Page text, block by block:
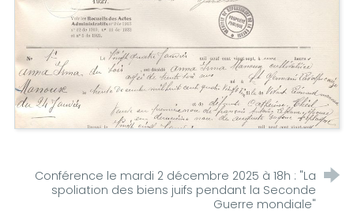
Conférence le mardi 2 décembre 2025 à 18h : "La
spoliation des biens juifs pendant la Seconde
Guerre mondiale"